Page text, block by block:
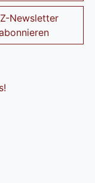
Newsletter